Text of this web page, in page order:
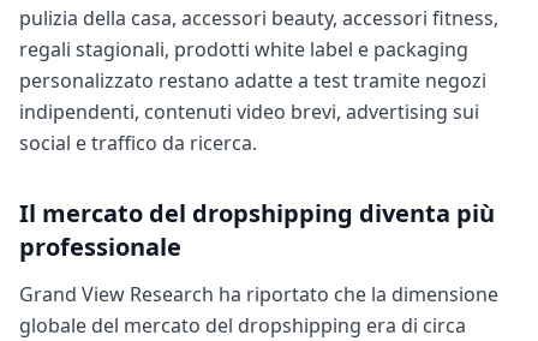
pulizia della casa, accessori beauty, accessori fitness,
regali stagionali, prodotti white label e packaging
personalizzato restano adatte a test tramite negozi
indipendenti, contenuti video brevi, advertising sui
social e traffico da ricerca.
Il mercato del dropshipping diventa più
professionale
Grand View Research ha riportato che la dimensione
globale del mercato del dropshipping era di circa